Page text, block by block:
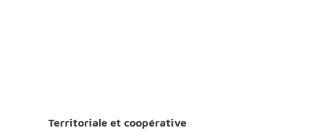
Territoriale et coopérative